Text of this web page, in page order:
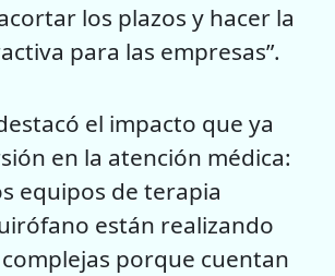
los plazos y hacer la
para las empresas”.
el impacto que ya
en la atención médica:
equipos de terapia
están realizando
porque cuentan